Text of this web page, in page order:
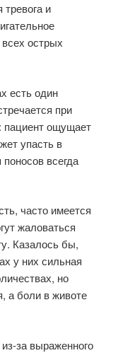
и
острых
есть один
при
пациент ощущает
упасть в
всегда
часто имеется
жа­ловаться
Казалось бы,
у них сильная
но
а боли в животе
за выраженного